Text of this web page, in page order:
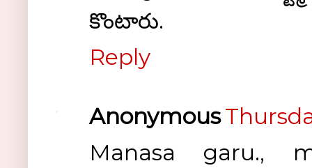
కొంటారు.
Reply
Anonymous
Manasa garu.,